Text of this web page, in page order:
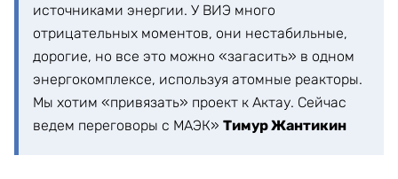
источниками энергии. У ВИЭ много
отрицательных моментов, они нестабильные,
дорогие, но все это можно «загасить» в одном
энергокомплексе, используя атомные реакторы.
Мы хотим «привязать» проект к Актау. Сейчас
ведем переговоры с МАЭК» Тимур Жантикин